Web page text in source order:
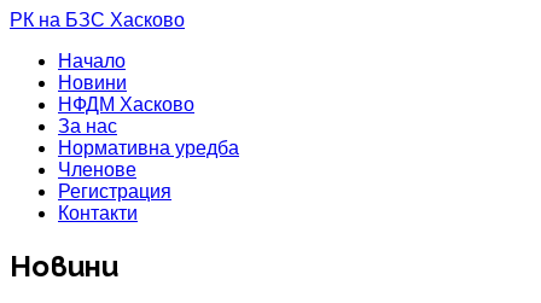
РК на БЗС Хасково
Начало
Новини
НФДМ Хасково
За нас
Нормативна уредба
Членове
Регистрация
Контакти
Новини